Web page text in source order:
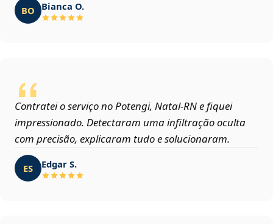
BO Bianca O.
Contratei o serviço no Potengi, Natal‑RN e fiquei
impressionado. Detectaram uma infiltração oculta
com precisão, explicaram tudo e solucionaram.
ES Edgar S.